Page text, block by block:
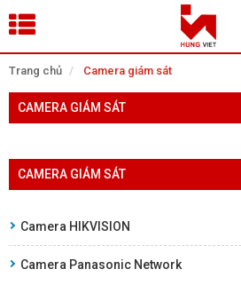
Trang chủ Camera giám sát
CAMERA GIÁM SÁT
CAMERA GIÁM SÁT
Camera HIKVISION
Camera Panasonic Network
Tìm theo danh mục
TRANG CHỦ